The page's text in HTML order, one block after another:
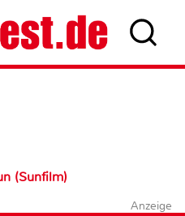
(Sunfilm)
Anzeige